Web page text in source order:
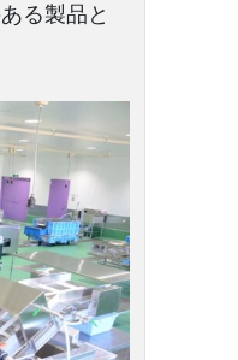
る製品と